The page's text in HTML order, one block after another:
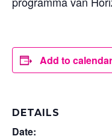
Add to calendar
DETAILS
Date: